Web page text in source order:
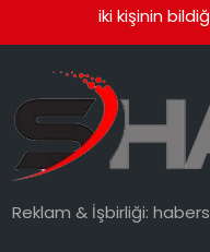
iki kişinin
Reklam & İşbirliği: